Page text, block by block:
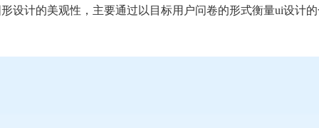
设计的美观性，主要通过以目标用户问卷的形式衡量ui设计的